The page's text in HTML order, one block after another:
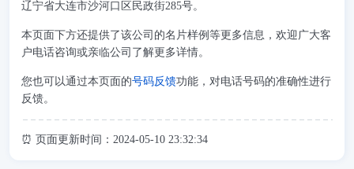
辽宁省大连市沙河口区民政街285号。
本页面下方还提供了该公司的名片样例等更多信息，欢迎广大客
户电话咨询或亲临公司了解更多详情。
您也可以通过本页面的号码反馈功能，对电话号码的准确性进行
反馈。
⏰ 页面更新时间：2024-05-10 23:32:34